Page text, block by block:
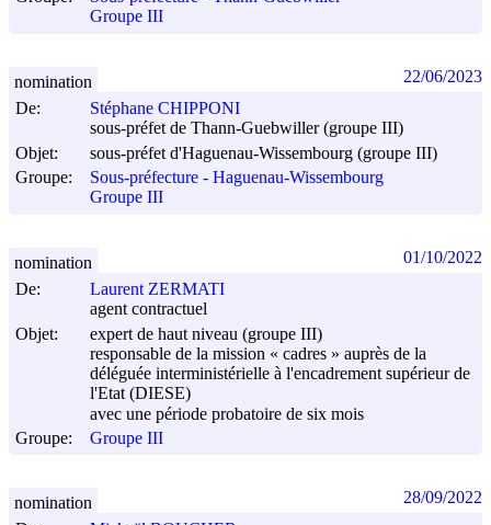
Groupe III
De:
Stéphane CHIPPONI
sous-préfet de Thann-Guebwiller (groupe III)
Objet:
sous-préfet d'Haguenau-Wissembourg (groupe III)
Groupe:
Sous-préfecture - Haguenau-Wissembourg
Groupe III
nomination 22/06/2023
De:
Laurent ZERMATI
agent contractuel
Objet:
expert de haut niveau (groupe III)
responsable de la mission « cadres » auprès de la
déléguée interministérielle à l'encadrement supérieur de
l'Etat (DIESE)
avec une période probatoire de six mois
Groupe:
Groupe III
nomination 01/10/2022
nomination 28/09/2022